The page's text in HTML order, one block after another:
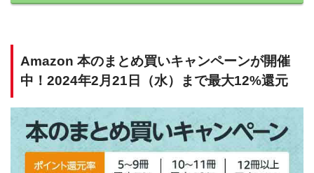
Amazon 本のまとめ買いキャンペーンが開催
中！2024年2月21日（水）まで最大12%還元